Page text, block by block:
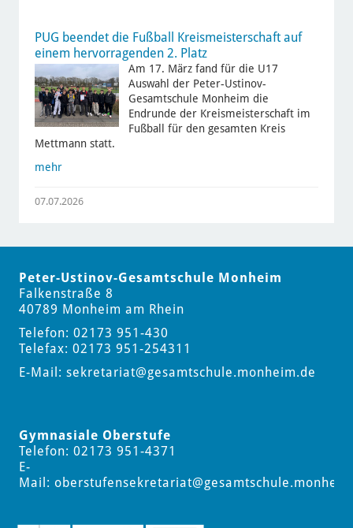
PUG beendet die Fußball Kreismeisterschaft auf
einem hervorragenden 2. Platz
Am 17. März fand für die U17
Auswahl der Peter-Ustinov-
Gesamtschule Monheim die
Endrunde der Kreismeisterschaft im
Fußball für den gesamten Kreis
Mettmann statt.
mehr
07.07.2026
Peter-Ustinov-Gesamtschule Monheim
Falkenstraße 8
40789 Monheim am Rhein
Telefon: 02173 951-430
Telefax: 02173 951-254311
E-Mail: sekretariat@gesamtschule.monheim.de
Gymnasiale Oberstufe
Telefon: 02173 951-4371
E-
Mail: oberstufensekretariat